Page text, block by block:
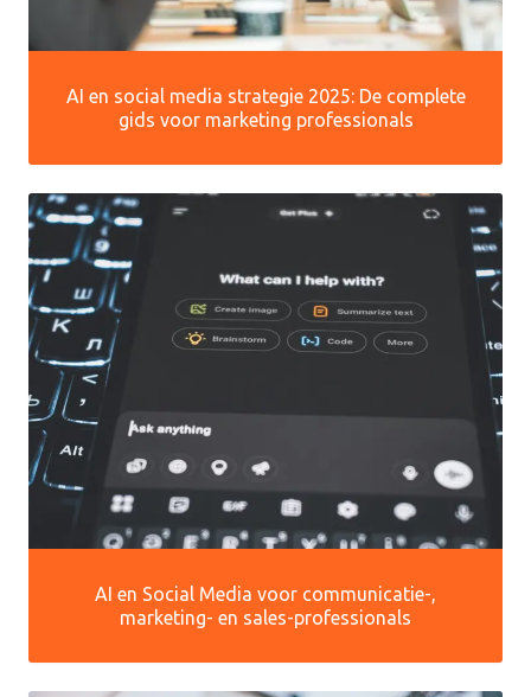
AI en social media strategie 2025: De complete
gids voor marketing professionals
AI en Social Media voor communicatie-,
marketing- en sales-professionals